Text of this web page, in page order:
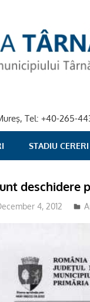
Tel: +40-265-
STADIU
deschidere
4, 2012